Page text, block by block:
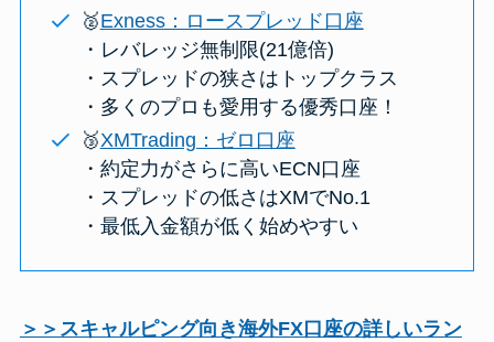
🥈Exness：ロースプレッド口座
・レバレッジ無制限(21億倍)
・スプレッドの狭さはトップクラス
・多くのプロも愛用する優秀口座！
🥉XMTrading：ゼロ口座
・約定力がさらに高いECN口座
・スプレッドの低さはXMでNo.1
・最低入金額が低く始めやすい
＞＞スキャルピング向き海外FX口座の詳しいラン